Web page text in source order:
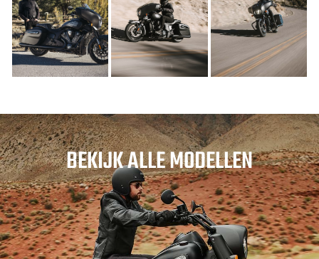
BEKIJK ALLE MODELLEN